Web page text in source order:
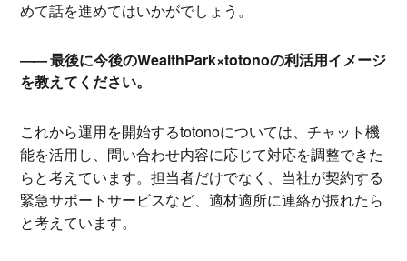
めて話を進めてはいかがでしょう。
最後に今後のWealthPark×totonoの利活用イメージ
を教えてください。
これから運用を開始するtotonoについては、チャット機
能を活用し、問い合わせ内容に応じて対応を調整できた
らと考えています。担当者だけでなく、当社が契約する
緊急サポートサービスなど、適材適所に連絡が振れたら
と考えています。